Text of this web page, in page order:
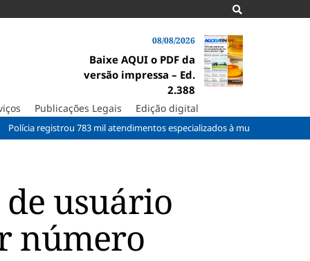
08/08/2026
Baixe AQUI o PDF da
versão impressa – Ed.
2.388
Publicações Legais Edição digital
783 mil atendimentos especializados à mulher em 2025
usuário
número